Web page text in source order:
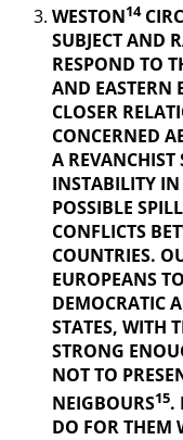
WESTON14
SUBJECT AND
RESPOND TO
AND EASTERN
CLOSER
CONCERNED
A REVANCHIST
INSTABILITY
POSSIBLE
CONFLICTS
COUNTRIES.
EUROPEANS
DEMOCRATIC
STATES, WITH
STRONG
NOT TO
NEIGBOURS15.
DO FOR THEM